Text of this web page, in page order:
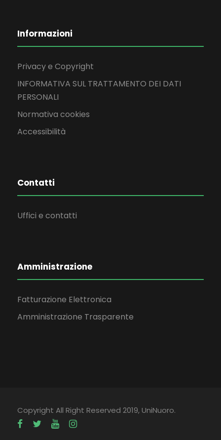
Informazioni
Privacy e Copyright
INFORMATIVA SUL TRATTAMENTO DEI DATI
PERSONALI
Normativa cookies
Accessibilità
Contatti
Uffici e contatti
Amministrazione
Fatturazione Elettronica
Amministrazione Trasparente
Copyright All Right Reserved 2019, UniNuoro.